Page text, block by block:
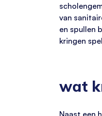
van
en spullen
kringen
wat